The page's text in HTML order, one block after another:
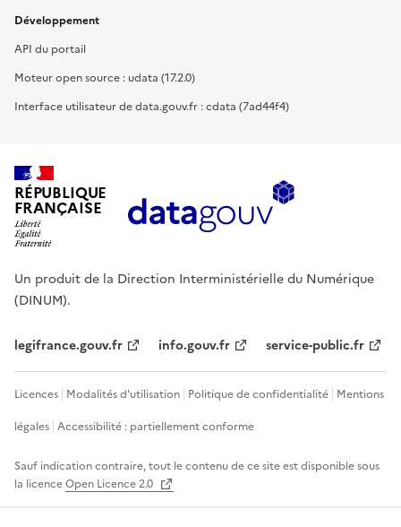
Développement
API du portail
Moteur open source : udata (17.2.0)
Interface utilisateur de data.gouv.fr : cdata (7ad44f4)
RÉPUBLIQUE
FRANÇAISE
Un produit de la Direction Interministérielle du Numérique
(DINUM).
legifrance.gouv.fr info.gouv.fr service-public.fr
Licences Modalités d'utilisation Politique de confidentialité Mentions
légales Accessibilité : partiellement conforme
Sauf indication contraire, tout le contenu de ce site est disponible sous
la licenceOpen Licence 2.0